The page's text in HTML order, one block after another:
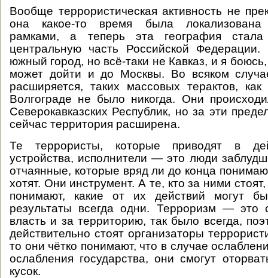
Вообще террористическая активность не
она какое-то время была локализована
рамками, а теперь эта география
центральную часть Российской Федерации.
южный город, но всё-таки не Кавказ, и я
может дойти и до Москвы. Во всяком
расширяется, таких массовых терактов,
Волгограде не было никогда. Они
Северокавказских Республик, но за эти
сейчас территория расширена.
Те террористы, которые приводят в
устройства, исполнители — это люди
отчаянные, которые вряд ли до конца
хотят. Они инструмент. А те, кто за ними
понимают, какие от их действий могут
результаты всегда одни. Терроризм — это
власть и за территорию, так было всегда,
действительно стоят организаторы
то они чётко понимают, что в случае
ослабления государства, они смогут
кусок.